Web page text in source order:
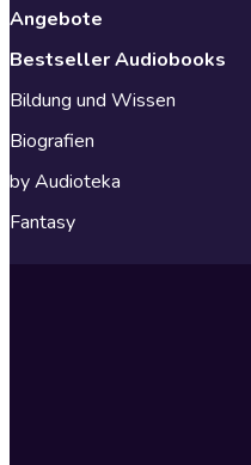
Angebote
Bestseller Audiobooks
Bildung und Wissen
Biografien
by Audioteka
Fantasy